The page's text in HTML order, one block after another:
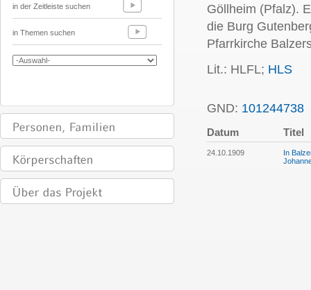
in der Zeitleiste suchen
in Themen suchen
Göllheim (Pfalz).
die Burg
Pfarrkirche
Lit.: HLFL; HLS
GND: 101244738
Datum Titel
24.10.1909
In